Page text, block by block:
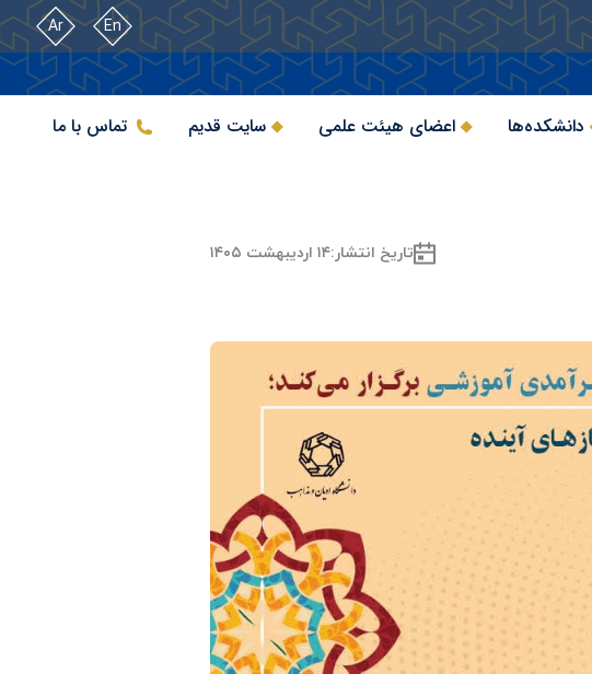
En
Ar
دانشکده‌ها اعضای هیئت علمی سایت قدیم تماس با ما
تاریخ انتشار:۱۴ اردیبهشت ۱۴۰۵